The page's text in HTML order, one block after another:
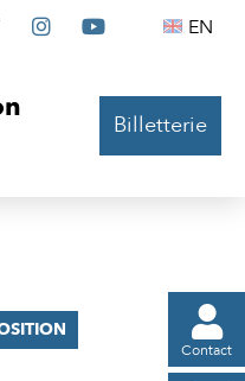
Le

Le
 EN
Billetterie

Contact